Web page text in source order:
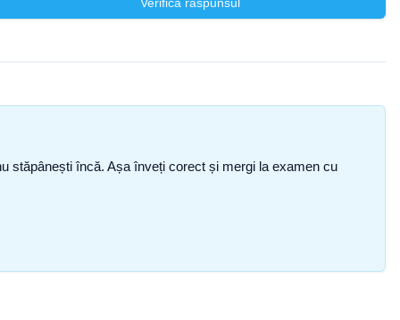
stăpânești încă. Așa înveți corect și mergi la examen cu